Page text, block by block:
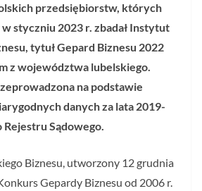
przedsiębiorstw, których
styczniu 2023 r. zbadał Instytut
tytuł Gepard Biznesu 2022
z województwa lubelskiego.
na podstawie
danych za lata 2019-
Sądowego.
Biznesu, utworzony 12 grudnia
Gepardy Biznesu od 2006 r.